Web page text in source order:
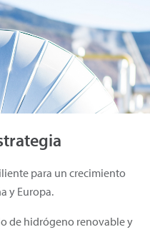
para un crecimiento
y Europa.
de hidrógeno renovable y